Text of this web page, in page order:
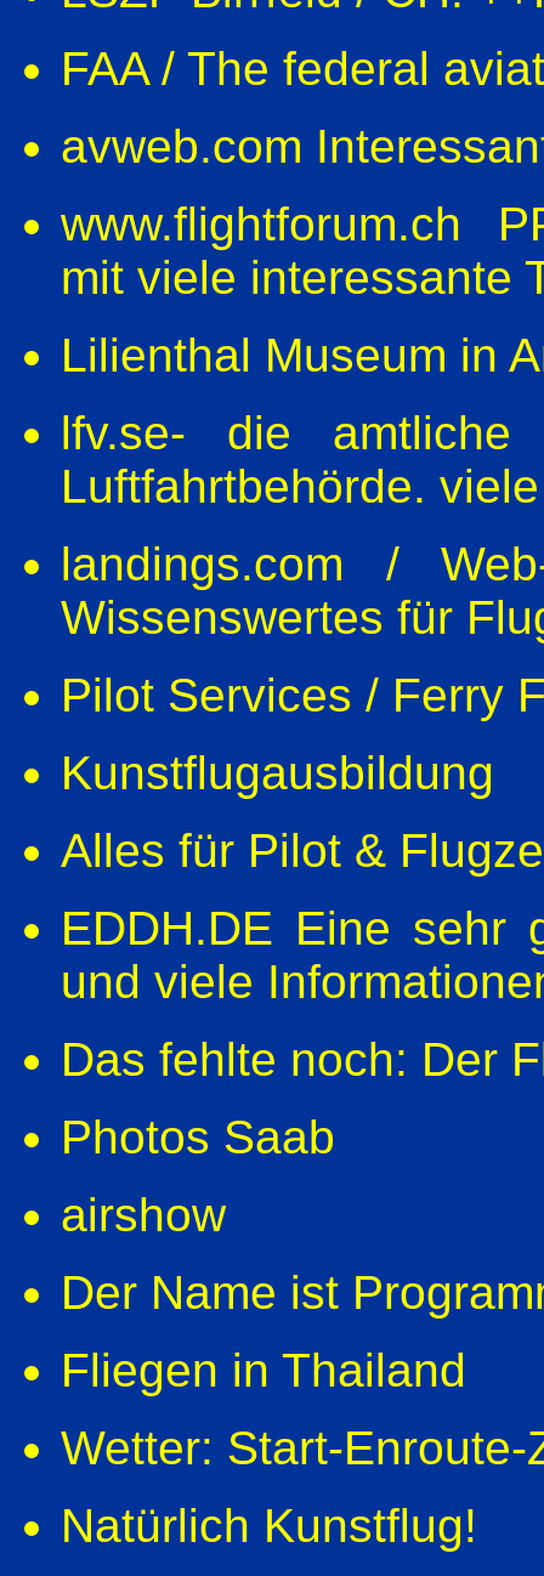
FAA / The federal
avweb.com
www.flightforum.ch
mit viele interessante
Lilienthal Museum in
lfv.se- die
Luftfahrtbehörde.
landings.com /
Wissenswertes für
Pilot Services / Ferry
Kunstflugausbildung
Alles für Pilot &
EDDH.DE Eine sehr
und viele
Das fehlte noch: Der
Photos Saab
airshow
Der Name ist
Fliegen in Thailand
Wetter: Start-Enroute-
Natürlich Kunstflug!